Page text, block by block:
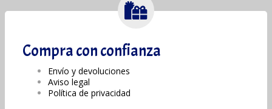
Compra con confianza
Envío y devoluciones
Aviso legal
Política de privacidad